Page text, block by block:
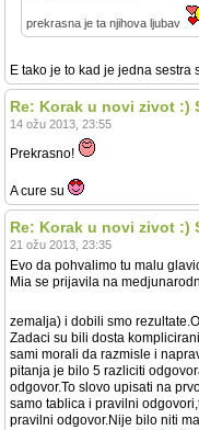
prekrasna je ta njihova ljubav
E tako je to kad je jedna sestra
Re: Korak u novi zivot :)
14 ožu 2013, 23:55
Prekrasno!
A cure su
Re: Korak u novi zivot :)
21 ožu 2013, 23:35
Evo da pohvalimo tu malu
Mia se prijavila na
zemalja) i dobili smo
Zadaci su bili dosta
sami morali da razmisle i
pitanja je bilo 5 razliciti
odgovor.To slovo upisati na
samo tablica i pravilni
pravilni odgovor.Nije bilo niti